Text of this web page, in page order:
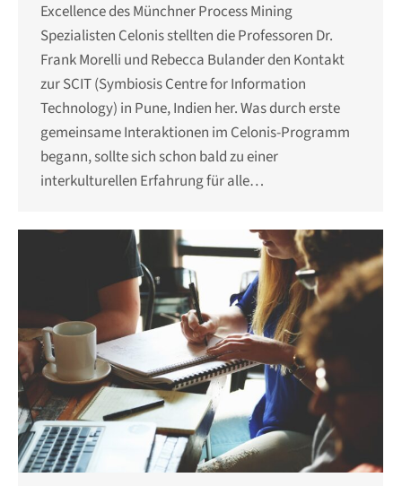
Excellence des Münchner Process Mining
Spezialisten Celonis stellten die Professoren Dr.
Frank Morelli und Rebecca Bulander den Kontakt
zur SCIT (Symbiosis Centre for Information
Technology) in Pune, Indien her. Was durch erste
gemeinsame Interaktionen im Celonis-Programm
begann, sollte sich schon bald zu einer
interkulturellen Erfahrung für alle…